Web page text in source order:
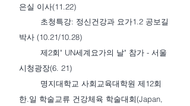
은실 이사(11.22)
초청특강: 정신건강과 요가1.2 공보길
박사 (10.21/10.28)
제2회" UN세계요가의 날" 참가 - 서울
시청광장(6. 21)
명지대학교 사회교육대학원 제12회
한.일 학술교류 건강체육 학술대회(Japan,